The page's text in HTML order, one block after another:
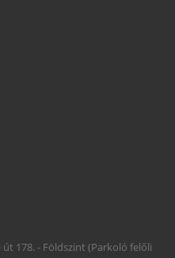
út 178. - Földszint (Parkoló felőli